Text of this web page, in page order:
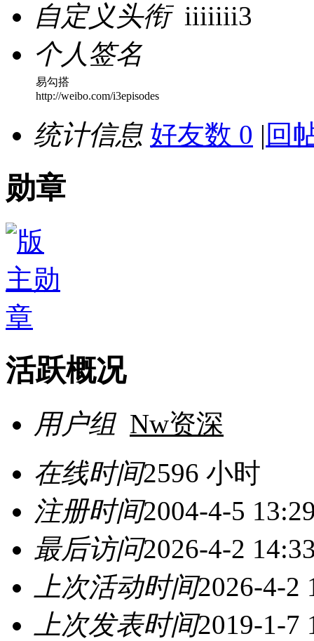
自定义头衔 iiiiiii3
个人签名
易勾搭
http://weibo.com/i3episodes
统计信息 好友数 0 | 回
勋章
活跃概况
用户组 Nw资深
在线时间2596 小时
注册时间2004-4-5
最后访问2026-4-2
上次活动时间2026-4-2
上次发表时间2019-1-7